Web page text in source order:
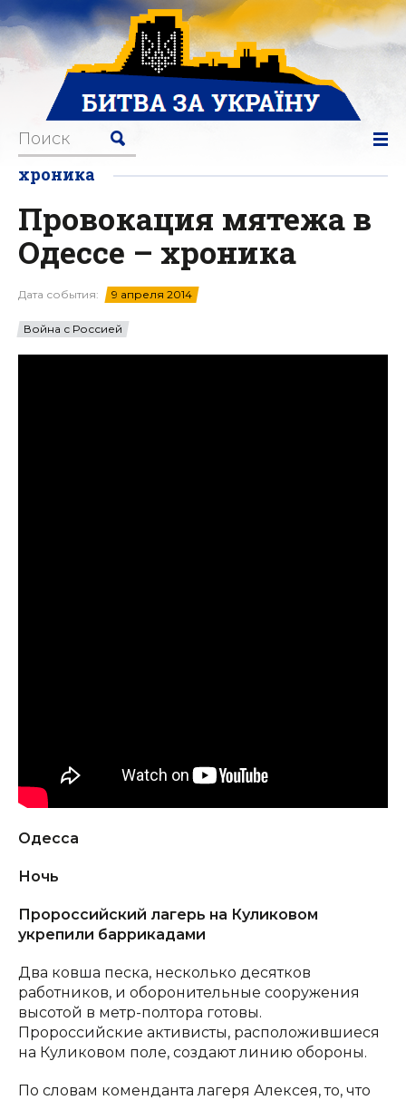
хроника
Провокация мятежа в
Одессе – хроника
Дата события: 9 апреля 2014
Война с Россией
Одесса
Ночь
Пророссийский лагерь на Куликовом
укрепили баррикадами
Два ковша песка, несколько десятков
работников, и оборонительные сооружения
высотой в метр-полтора готовы.
Пророссийские активисты, расположившиеся
на Куликовом поле, создают линию обороны.
По словам коменданта лагеря Алексея, то, что